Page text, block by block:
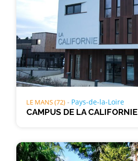
LE MANS (72) Pays-de-la-Loire
CAMPUS DE LA CALIFORNIE